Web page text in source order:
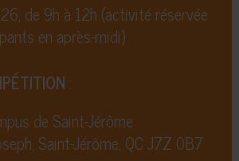
de 9h à 12h (activité réservée
en après-midi)
:
de Saint-Jérôme
Saint-Jérôme, QC J7Z 0B7